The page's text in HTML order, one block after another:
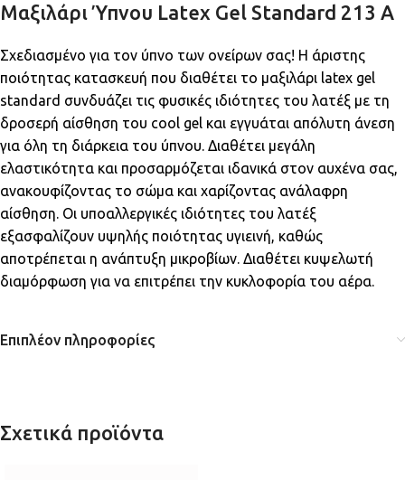
Μαξιλάρι Ύπνου Latex Gel Standard 213 Α
Σχεδιασμένο για τον ύπνο των ονείρων σας! Η άριστης
ποιότητας κατασκευή που διαθέτει το μαξιλάρι latex gel
standard συνδυάζει τις φυσικές ιδιότητες του λατέξ με τη
δροσερή αίσθηση του cool gel και εγγυάται απόλυτη άνεση
για όλη τη διάρκεια του ύπνου. Διαθέτει μεγάλη
ελαστικότητα και προσαρμόζεται ιδανικά στον αυχένα σας,
ανακουφίζοντας το σώμα και χαρίζοντας ανάλαφρη
αίσθηση. Οι υποαλλεργικές ιδιότητες του λατέξ
εξασφαλίζουν υψηλής ποιότητας υγιεινή, καθώς
αποτρέπεται η ανάπτυξη μικροβίων. Διαθέτει κυψελωτή
διαμόρφωση για να επιτρέπει την κυκλοφορία του αέρα.
Επιπλέον πληροφορίες
Σχετικά προϊόντα